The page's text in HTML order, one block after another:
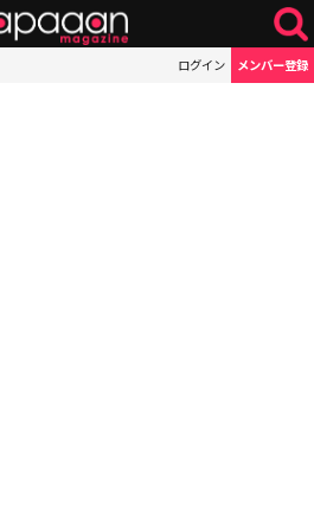
ログイン メンバー登録